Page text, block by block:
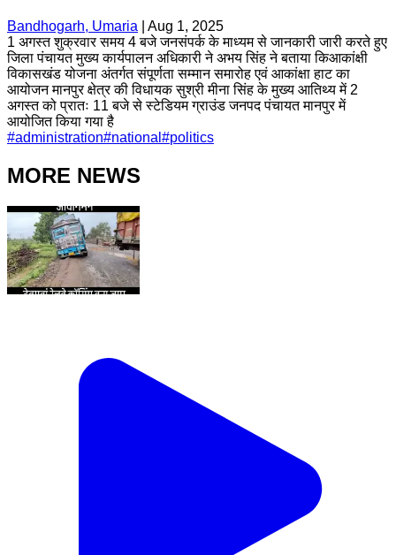
Bandhogarh, Umaria
Aug 1, 2025
1 अगस्त शुक्रवार समय 4 बजे जनसंपर्क के माध्यम से जानकारी जारी करते हुए
जिला पंचायत मुख्य कार्यपालन अधिकारी ने अभय सिंह ने बताया किआकांक्षी
विकासखंड योजना अंतर्गत संपूर्णता सम्मान समारोह एवं आकांक्षा हाट का
आयोजन मानपुर क्षेत्र की विधायक सुश्री मीना सिंह के मुख्य आतिथ्य में 2
अगस्त को प्रातः 11 बजे से स्टेडियम ग्राउंड जनपद पंचायत मानपुर में
आयोजित किया गया है
#administration#national #politics
MORE NEWS